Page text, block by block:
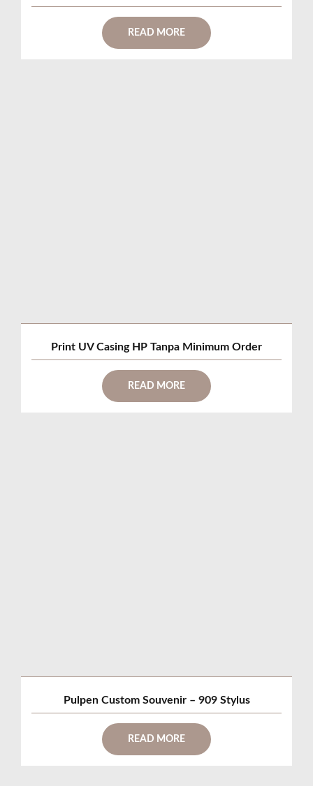
READ MORE
Print UV Casing HP Tanpa Minimum Order
READ MORE
Pulpen Custom Souvenir – 909 Stylus
READ MORE